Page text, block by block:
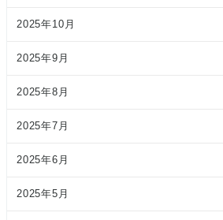
2025年10月
2025年9月
2025年8月
2025年7月
2025年6月
2025年5月